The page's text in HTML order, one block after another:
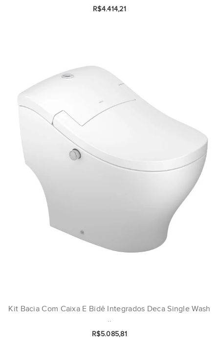
R$4.414,21
Kit Bacia Com Caixa E Bidê Integrados Deca Single Wash
..
R$5.085,81